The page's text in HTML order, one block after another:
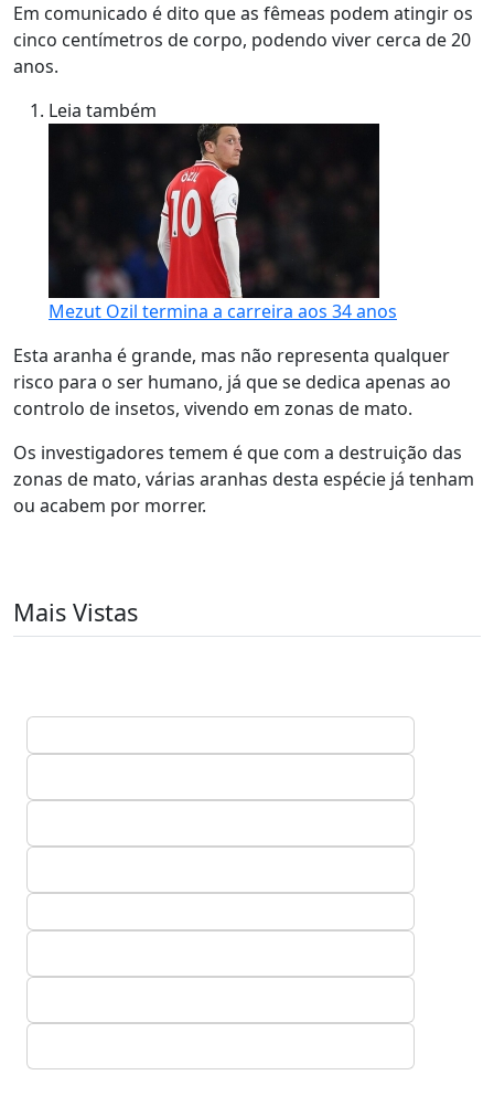
Em comunicado é dito que as fêmeas podem atingir os
cinco centímetros de corpo, podendo viver cerca de 20
anos.
Leia também
Mezut Ozil termina a carreira aos 34 anos
Esta aranha é grande, mas não representa qualquer
risco para o ser humano, já que se dedica apenas ao
controlo de insetos, vivendo em zonas de mato.
Os investigadores temem é que com a destruição das
zonas de mato, várias aranhas desta espécie já tenham
ou acabem por morrer.
Mais Vistas